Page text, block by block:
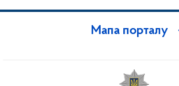
Мапа порталу